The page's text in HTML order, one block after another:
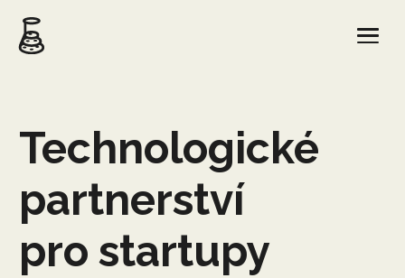
Technologické
partnerství
pro startupy